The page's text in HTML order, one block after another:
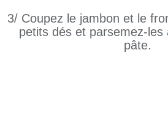
3/ Coupez le jambon et le
petits dés et parsemez-les
pâte.